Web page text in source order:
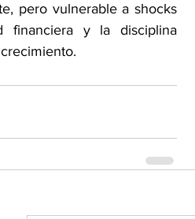
pero vulnerable a shocks
financiera y la disciplina